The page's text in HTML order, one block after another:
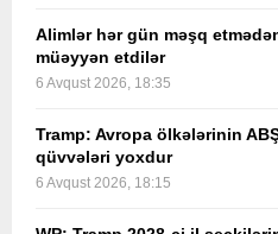
Alimlər hər gün məşq
müəyyən etdilər
6 Avqust 2026, 18:35
Tramp: Avropa ölkələrinin
qüvvələri yoxdur
6 Avqust 2026, 18:15